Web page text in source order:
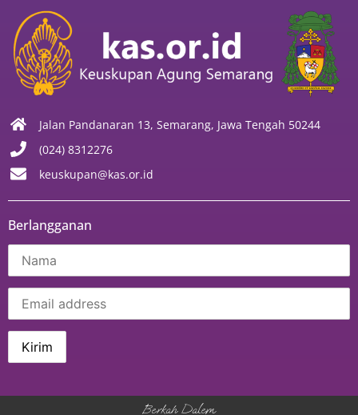
Jalan Pandanaran 13, Semarang, Jawa Tengah 50244
(024) 8312276
keuskupan@kas.or.id
Berlangganan
Berkah Dalem